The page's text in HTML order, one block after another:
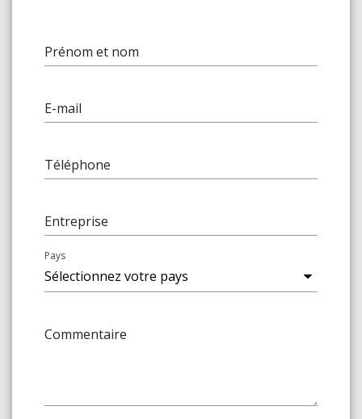
Prénom et nom
E-mail
Téléphone
Entreprise
Pays
Commentaire